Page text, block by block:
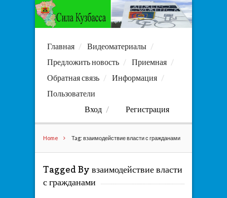
Главная
Видеоматериалы
Предложить новость
Приемная
Обратная связь
Информация
Пользователи
Вход
Регистрация
Home Tag: взаимодействие власти с гражданами
Tagged By взаимодействие власти
с гражданами